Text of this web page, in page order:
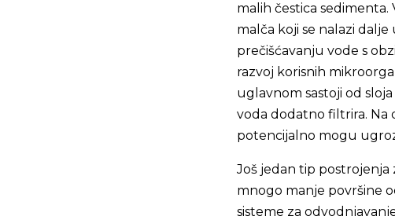
malih čestica sedimenta.
malča koji se nalazi
prečišćavanju vode s
razvoj korisnih
uglavnom sastoji od
voda dodatno filtrira. Na
potencijalno mogu
Još jedan tip
mnogo manje površine
sisteme za